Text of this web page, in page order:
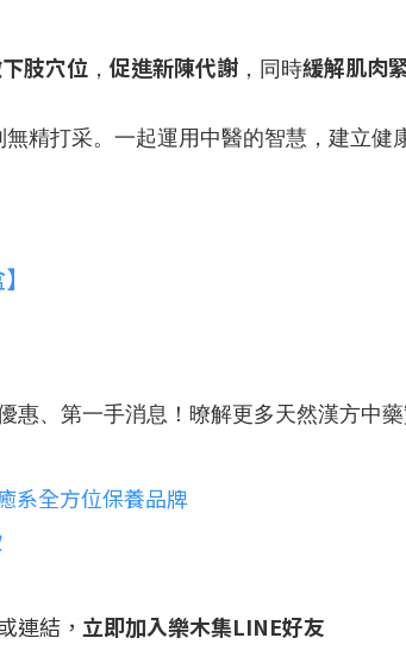
肢穴位 ， 促進新陳代謝 ，同時緩解肌肉
精打采。一起運用中醫的智慧，建立健
惠、第一手消息！ 暸解更多天然漢方中
系全方位保養品牌
連結， 立即加入樂木集LINE好友